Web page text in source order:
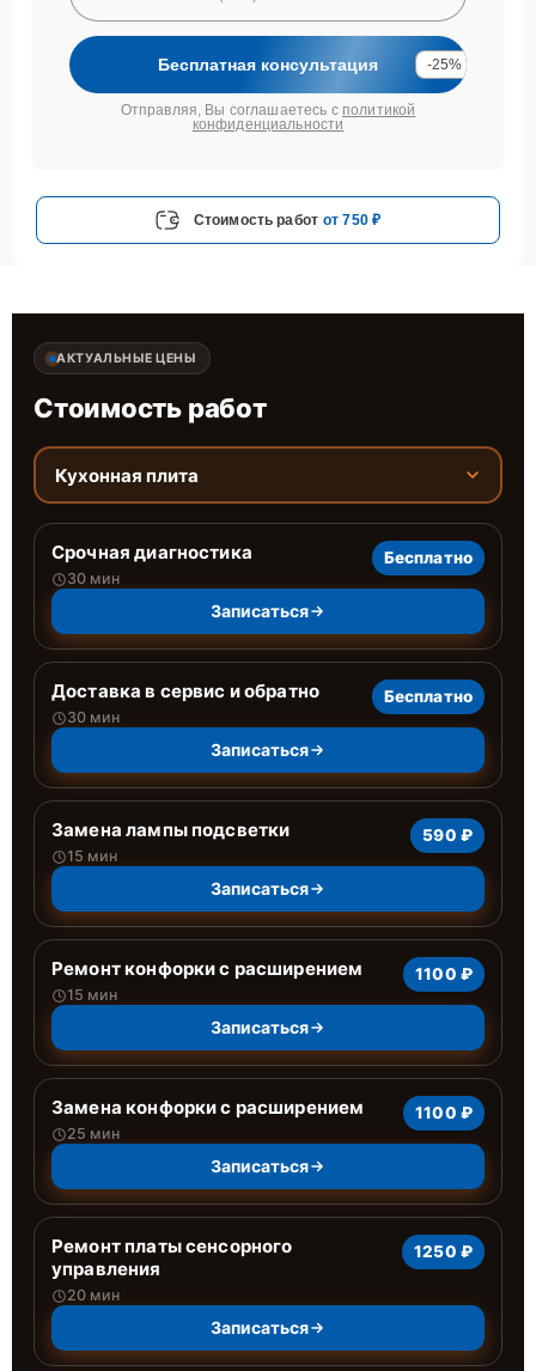
Бесплатная консультация -25%
Отправляя, Вы соглашаетесь с политикой
конфиденциальности
Стоимость работ от 750 ₽
АКТУАЛЬНЫЕ ЦЕНЫ
Стоимость работ
Кухонная плита
Срочная диагностика
30 мин
Бесплатно
Записаться
Доставка в сервис и обратно
30 мин
Бесплатно
Записаться
Замена лампы подсветки
15 мин
590 ₽
Записаться
Ремонт конфорки с расширением
15 мин
1100 ₽
Записаться
Замена конфорки с расширением
25 мин
1100 ₽
Записаться
Ремонт платы сенсорного
управления
20 мин
1250 ₽
Записаться